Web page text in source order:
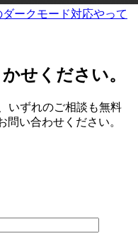
ダークモード対応やって
せください。
いずれのご相談も無料
い合わせください。